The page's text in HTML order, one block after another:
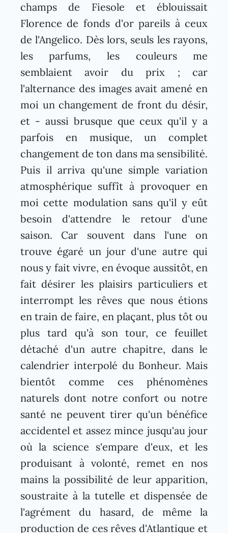
champs de Fiesole et éblouissait
Florence de fonds d'or pareils à ceux
de l'Angelico. Dès lors, seuls les rayons,
les parfums, les couleurs me
semblaient avoir du prix ; car
l'alternance des images avait amené en
moi un changement de front du désir,
et - aussi brusque que ceux qu'il y a
parfois en musique, un complet
changement de ton dans ma sensibilité.
Puis il arriva qu'une simple variation
atmosphérique suffît à provoquer en
moi cette modulation sans qu'il y eût
besoin d'attendre le retour d'une
saison. Car souvent dans l'une on
trouve égaré un jour d'une autre qui
nous y fait vivre, en évoque aussitôt, en
fait désirer les plaisirs particuliers et
interrompt les rêves que nous étions
en train de faire, en plaçant, plus tôt ou
plus tard qu'à son tour, ce feuillet
détaché d'un autre chapitre, dans le
calendrier interpolé du Bonheur. Mais
bientôt comme ces phénomènes
naturels dont notre confort ou notre
santé ne peuvent tirer qu'un bénéfice
accidentel et assez mince jusqu'au jour
où la science s'empare d'eux, et les
produisant à volonté, remet en nos
mains la possibilité de leur apparition,
soustraite à la tutelle et dispensée de
l'agrément du hasard, de même la
production de ces rêves d'Atlantique et